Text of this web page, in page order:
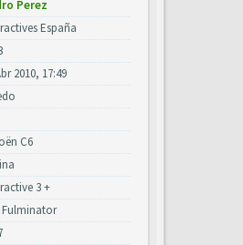
Perez
España
2010, 17:49
C6
3 +
Fulminator